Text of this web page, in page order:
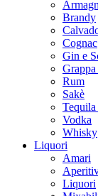
Brandy
Cognac
Gin e
Rum
Sakè
Tequila
Vodka
Whisky
Liquori
Amari
Liquori